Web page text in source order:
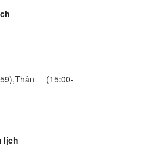
(15:00-
lịch